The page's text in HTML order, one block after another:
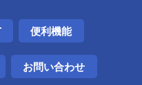
便利機能
お問い合わせ